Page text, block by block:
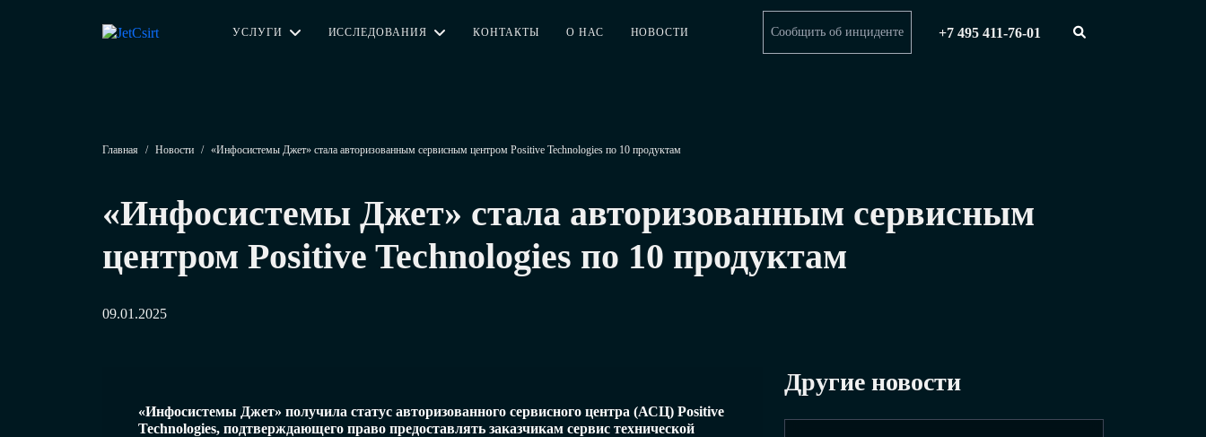
УСЛУГИ ИССЛЕДОВАНИЯ КОНТАКТЫ О НАС НОВОСТИ Сообщить об инциденте +7 495 411-76-01
Главная / Новости / «Инфосистемы Джет» стала авторизованным сервисным центром Positive Technologies по 10 продуктам
«Инфосистемы Джет» стала авторизованным сервисным
центром Positive Technologies по 10 продуктам
09.01.2025
«Инфосистемы Джет» получила статус авторизованного сервисного центра (АСЦ) Positive
Technologies, подтверждающего право предоставлять заказчикам сервис технической
Другие новости